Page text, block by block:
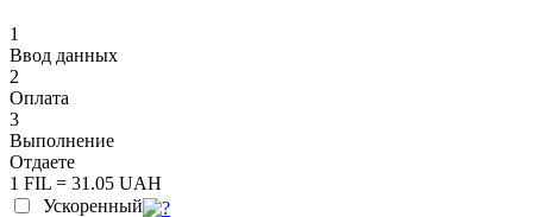
1
Ввод данных
2
Оплата
3
Выполнение
Отдаете
1 FIL = 31.05 UAH
Ускоренный